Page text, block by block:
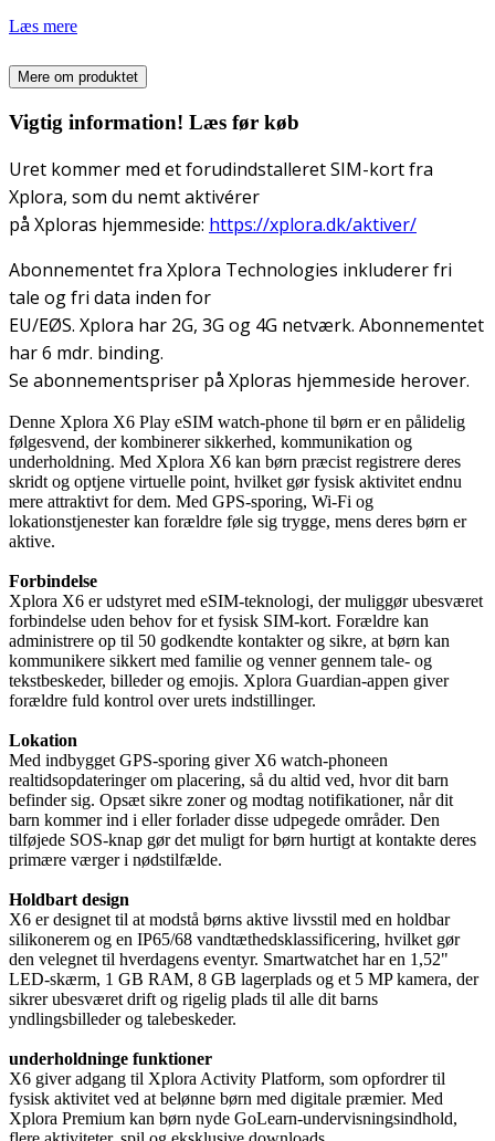
Læs mere
Mere om produktet
Vigtig information! Læs før køb
Uret kommer med et forudindstalleret SIM-kort fra
Xplora, som du nemt aktivérer
på Xploras hjemmeside: https://xplora.dk/aktiver/
Abonnementet fra Xplora Technologies inkluderer fri
tale og fri data inden for
EU/EØS. Xplora har 2G, 3G og 4G netværk. Abonnementet
har 6 mdr. binding.
Se abonnementspriser på Xploras hjemmeside herover.
Denne Xplora X6 Play eSIM watch-phone til børn er en pålidelig
følgesvend, der kombinerer sikkerhed, kommunikation og
underholdning. Med Xplora X6 kan børn præcist registrere deres
skridt og optjene virtuelle point, hvilket gør fysisk aktivitet endnu
mere attraktivt for dem. Med GPS-sporing, Wi-Fi og
lokationstjenester kan forældre føle sig trygge, mens deres børn er
aktive.
Forbindelse
Xplora X6 er udstyret med eSIM-teknologi, der muliggør ubesværet
forbindelse uden behov for et fysisk SIM-kort. Forældre kan
administrere op til 50 godkendte kontakter og sikre, at børn kan
kommunikere sikkert med familie og venner gennem tale- og
tekstbeskeder, billeder og emojis. Xplora Guardian-appen giver
forældre fuld kontrol over urets indstillinger.
Lokation
Med indbygget GPS-sporing giver X6 watch-phoneen
realtidsopdateringer om placering, så du altid ved, hvor dit barn
befinder sig. Opsæt sikre zoner og modtag notifikationer, når dit
barn kommer ind i eller forlader disse udpegede områder. Den
tilføjede SOS-knap gør det muligt for børn hurtigt at kontakte deres
primære værger i nødstilfælde.
Holdbart design
X6 er designet til at modstå børns aktive livsstil med en holdbar
silikonerem og en IP65/68 vandtæthedsklassificering, hvilket gør
den velegnet til hverdagens eventyr. Smartwatchet har en 1,52"
LED-skærm, 1 GB RAM, 8 GB lagerplads og et 5 MP kamera, der
sikrer ubesværet drift og rigelig plads til alle dit barns
yndlingsbilleder og talebeskeder.
underholdninge funktioner
X6 giver adgang til Xplora Activity Platform, som opfordrer til
fysisk aktivitet ved at belønne børn med digitale præmier. Med
Xplora Premium kan børn nyde GoLearn-undervisningsindhold,